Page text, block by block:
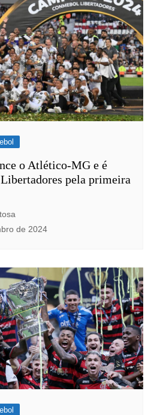
o Atlético-MG e é
pela primeira
de 2024